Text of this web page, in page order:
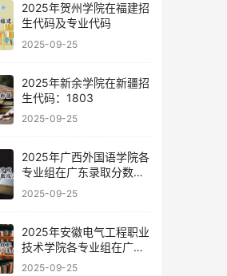
2025年贺州学院在福建招
生代码及专业代码
2025-09-25
2025年新余学院在新疆招
生代码：1803
2025-09-25
2025年广西外国语学院各
专业组在广东录取分数线
及位次
2025-09-25
2025年安徽电气工程职业
技术学院各专业组在广东
录取分数线及位次
2025-09-25